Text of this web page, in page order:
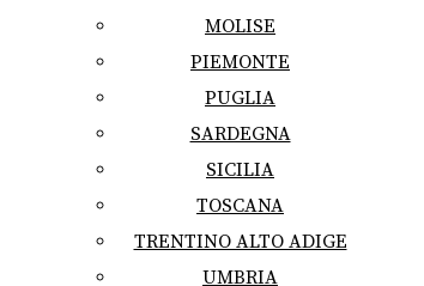
MOLISE
PIEMONTE
PUGLIA
SARDEGNA
SICILIA
TOSCANA
TRENTINO ALTO ADIGE
UMBRIA